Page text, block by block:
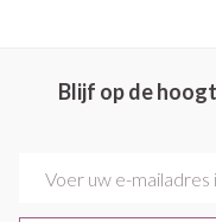
Blijf op de